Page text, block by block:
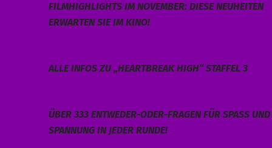
FILMHIGHLIGHTS IM NOVEMBER: DIESE NEUHEITEN
ERWARTEN SIE IM KINO!
ALLE INFOS ZU „HEARTBREAK HIGH“ STAFFEL 3
ÜBER 333 ENTWEDER-ODER-FRAGEN FÜR SPASS UND S
PANNUNG IN JEDER RUNDE!